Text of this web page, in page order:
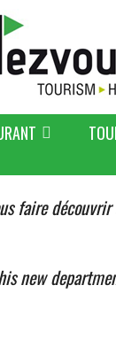
faire
new